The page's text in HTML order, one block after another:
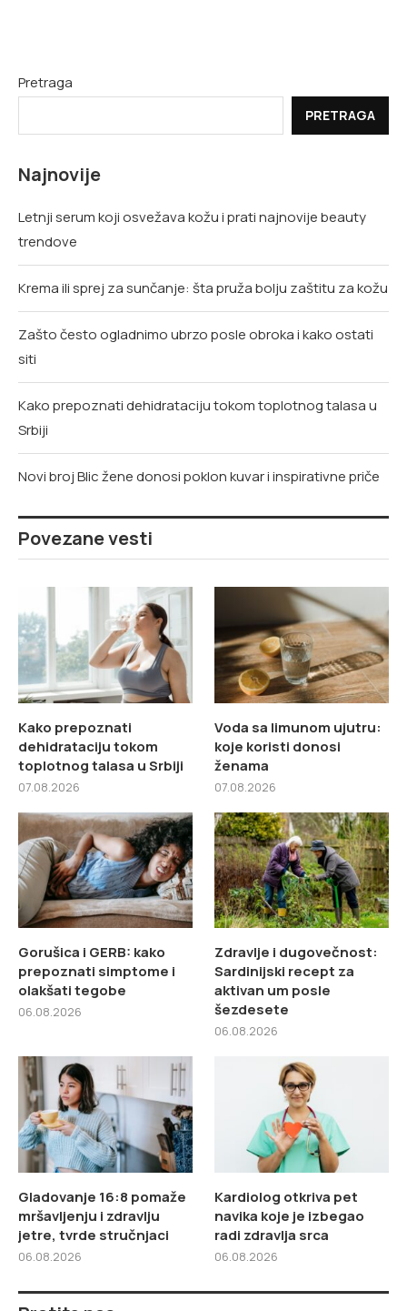
Pretraga
PRETRAGA
Najnovije
Letnji serum koji osvežava kožu i prati najnovije beauty
trendove
Krema ili sprej za sunčanje: šta pruža bolju zaštitu za kožu
Zašto često ogladnimo ubrzo posle obroka i kako ostati
siti
Kako prepoznati dehidrataciju tokom toplotnog talasa u
Srbiji
Novi broj Blic žene donosi poklon kuvar i inspirativne priče
Povezane vesti
Kako prepoznati
dehidrataciju tokom
toplotnog talasa u Srbiji
07.08.2026
Voda sa limunom ujutru:
koje koristi donosi
ženama
07.08.2026
Gorušica i GERB: kako
prepoznati simptome i
olakšati tegobe
06.08.2026
Zdravlje i dugovečnost:
Sardinijski recept za
aktivan um posle
šezdesete
06.08.2026
Gladovanje 16:8 pomaže
mršavljenju i zdravlju
jetre, tvrde stručnjaci
06.08.2026
Kardiolog otkriva pet
navika koje je izbegao
radi zdravlja srca
06.08.2026